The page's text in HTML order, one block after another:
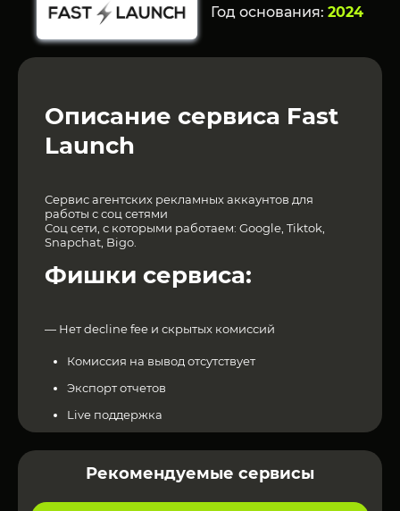
Год основания: 2024
Описание сервиса Fast
Launch
Сервис агентских рекламных аккаунтов для
работы с соц сетями
Соц сети, с которыми работаем: Google, Tiktok,
Snapchat, Bigo.
Фишки сервиса:
— Нет decline fee и скрытых комиссий
Комиссия на вывод отсутствует
Экспорт отчетов
Live поддержка
Рекомендуемые сервисы